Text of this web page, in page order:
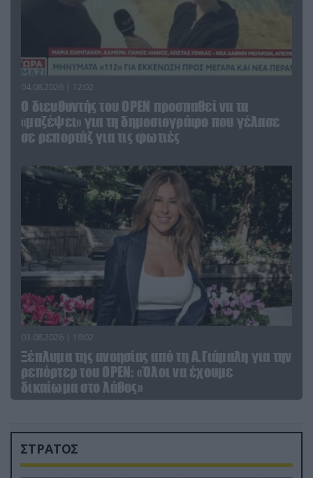
04.08.2026 | 12:02
O διευθυντής του OPEN προσπαθεί να τα
«μαζέψει» για τη δημοσιογράφο που γέλασε
σε ρεπορτάζ για τις φωτιές
03.08.2026 | 19:02
Ξέπλυμα της ανοησίας από τη Α.Γιάμαλη για την
ρεπόρτερ του ΟΡΕΝ: «Όλοι να έχουμε
δικαίωμα στο λάθος»
ΣΤΡΑΤΟΣ